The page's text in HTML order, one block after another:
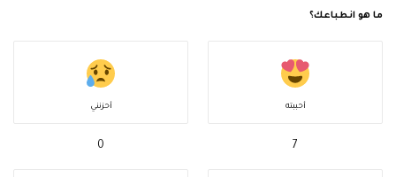
ما هو انطباعك؟
أحببته
7
أحزنني
0